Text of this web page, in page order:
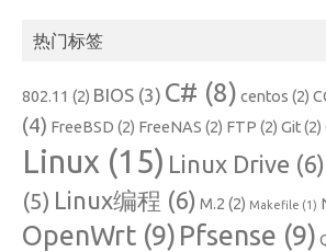
热门标签
802.11 (2) BIOS (3) C# (8) centos (2)
(4) FreeBSD (2) FreeNAS (2) FTP (2) Git(2)
Linux (15) Linux Drive (6)
(5) Linux编程 (6) M.2 (2) Makefile (1)
OpenWrt (9) Pfsense (9)